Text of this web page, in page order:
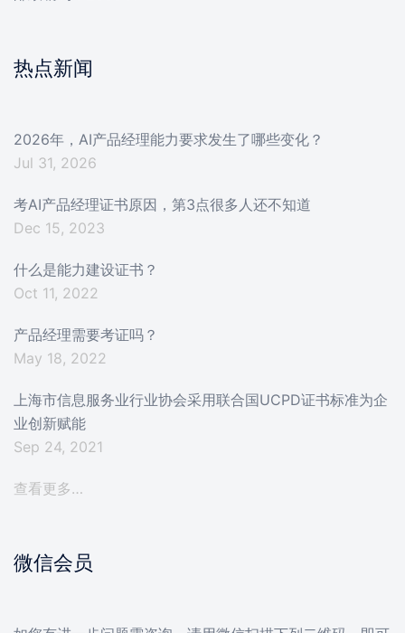
热点新闻
2026年，AI产品经理能力要求发生了哪些变化？
Jul 31, 2026
考AI产品经理证书原因，第3点很多人还不知道
Dec 15, 2023
什么是能力建设证书？
Oct 11, 2022
产品经理需要考证吗？
May 18, 2022
上海市信息服务业行业协会采用联合国UCPD证书标准为企
业创新赋能
Sep 24, 2021
查看更多…
微信会员